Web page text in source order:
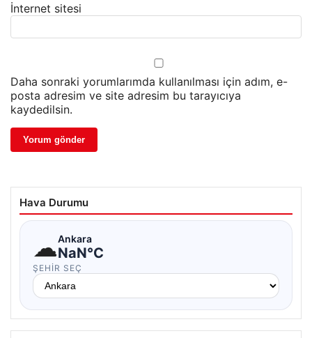
İnternet sitesi
Daha sonraki yorumlarımda kullanılması için adım, e-
posta adresim ve site adresim bu tarayıcıya
kaydedilsin.
Hava Durumu
☁Ankara
NaN°C
ŞEHIR SEÇ